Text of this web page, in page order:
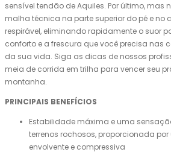
sensível tendão de Aquiles. Por último, mas
malha técnica na parte superior do pé e no
respirável, eliminando rapidamente o suor
conforto e a frescura que você precisa nas
da sua vida. Siga as dicas de nossos
meia de corrida em trilha para vencer seu
montanha.
PRINCIPAIS BENEFÍCIOS
Estabilidade máxima e uma
terrenos rochosos, proporcionada
envolvente e compressiva